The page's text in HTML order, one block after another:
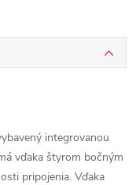
integrovanou
vďaka štyrom bočným
pripojenia. Vďaka